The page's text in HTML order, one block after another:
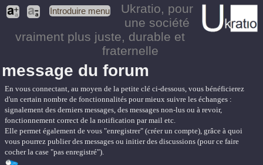
Introduire menu Ukratio, pour
une société
vraiment plus juste, durable et
fraternelle
message du forum
En vous connectant, au moyen de la petite clé ci-dessous, vous bénéficierez
d'un certain nombre de fonctionnalités pour mieux suivre les échanges :
signalement des derniers messages, des messages non-lus ou à revoir,
fonctionnement correct de la notification par mail etc.
Elle permet également de vous "enregistrer" (créer un compte), grâce à quoi
vous pourrez publier des messages ou initier des discussions (pour ce faire
cocher la case "pas enregistré").